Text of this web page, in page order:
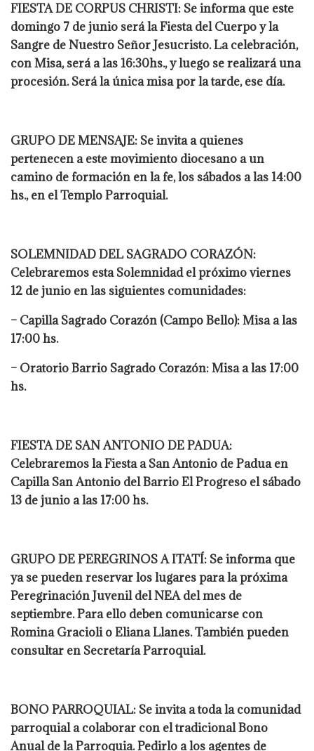
FIESTA DE CORPUS CHRISTI: Se informa que este
domingo 7 de junio será la Fiesta del Cuerpo y la
Sangre de Nuestro Señor Jesucristo. La celebración,
con Misa, será a las 16:30hs., y luego se realizará una
procesión. Será la única misa por la tarde, ese día.
GRUPO DE MENSAJE: Se invita a quienes
pertenecen a este movimiento diocesano a un
camino de formación en la fe, los sábados a las 14:00
hs., en el Templo Parroquial.
SOLEMNIDAD DEL SAGRADO CORAZÓN:
Celebraremos esta Solemnidad el próximo viernes
12 de junio en las siguientes comunidades:
– Capilla Sagrado Corazón (Campo Bello): Misa a las
17:00 hs.
– Oratorio Barrio Sagrado Corazón: Misa a las 17:00
hs.
FIESTA DE SAN ANTONIO DE PADUA:
Celebraremos la Fiesta a San Antonio de Padua en
Capilla San Antonio del Barrio El Progreso el sábado
13 de junio a las 17:00 hs.
GRUPO DE PEREGRINOS A ITATÍ: Se informa que
ya se pueden reservar los lugares para la próxima
Peregrinación Juvenil del NEA del mes de
septiembre. Para ello deben comunicarse con
Romina Gracioli o Eliana Llanes. También pueden
consultar en Secretaría Parroquial.
BONO PARROQUIAL: Se invita a toda la comunidad
parroquial a colaborar con el tradicional Bono
Anual de la Parroquia. Pedirlo a los agentes de